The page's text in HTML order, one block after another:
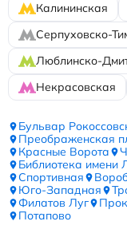
Калининская
Серпуховско-
Люблинско-
Некрасовская
Бульвар
Преображенская
Красные Ворота
Библиотека имени
Спортивная
Юго-Западная
Филатов Луг
Потапово